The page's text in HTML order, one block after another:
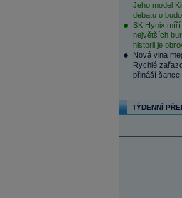
Jeho model
debatu o
SK Hynix míří
největších
historii je
Nová vlna
Rychlé
přináší šance
TÝDENNÍ